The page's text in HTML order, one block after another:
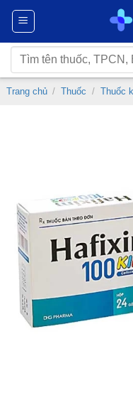
Chuyển
nội
dung
Tìm
kiếm:
Trang chủ / Thuốc / Thuốc